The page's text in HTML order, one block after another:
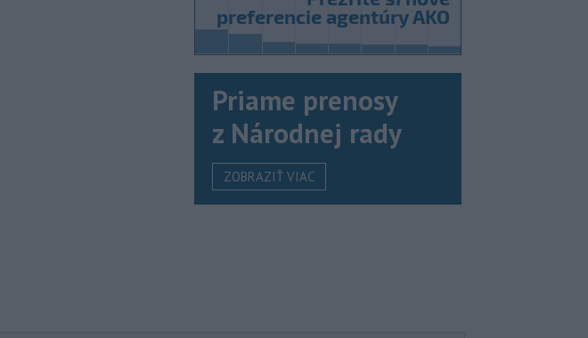
Priame prenosy
z Národnej rady
ZOBRAZIŤ VIAC